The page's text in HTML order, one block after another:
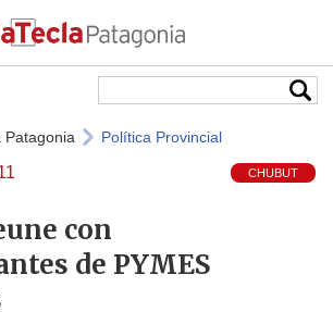
Patagonia Política Provincial
CHUBUT
con
de PYMES